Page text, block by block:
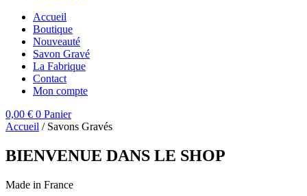
Accueil
Boutique
Nouveauté
Savon Gravé
La Fabrique
Contact
Mon compte
0,00 € 0 Panier
Accueil / Savons Gravés
BIENVENUE DANS LE SHOP
Made in France